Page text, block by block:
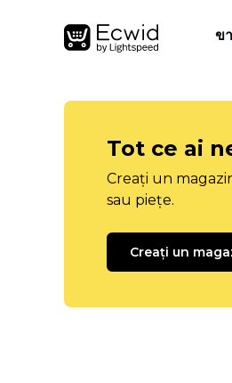
ข
Tot ce ai
Creați un
sau piețe.
Creați un